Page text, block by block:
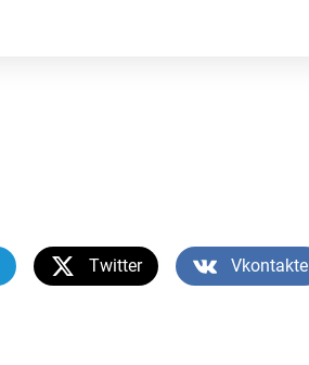
Twitter Vkontakte